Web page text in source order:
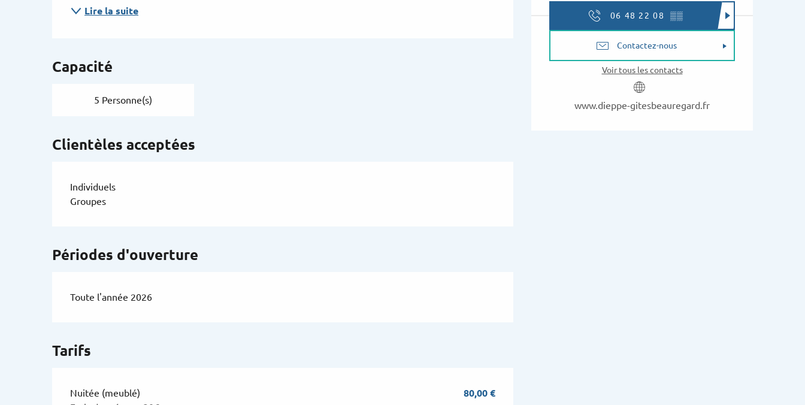
06 48 22 08 ▒▒
Contactez-nous
Voir tous les contacts
www.dieppe-gitesbeauregard.fr
Lire la suite
Capacité
5 Personne(s)
Tarifs
Nuitée (meublé)
80,00 €
Clientèles acceptées
Individuels
Groupes
Périodes d'ouverture
Toute l'année 2026